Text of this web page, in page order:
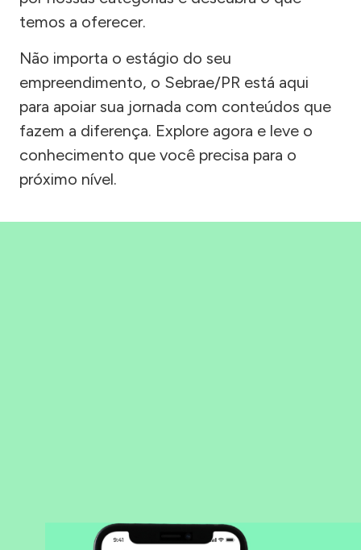
temos a oferecer.
Não importa o estágio do seu
empreendimento, o Sebrae/PR está aqui
para apoiar sua jornada com conteúdos que
fazem a diferença. Explore agora e leve o
conhecimento que você precisa para o
próximo nível.